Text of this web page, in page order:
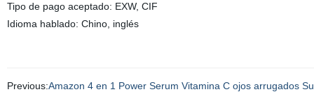
Tipo de pago aceptado: EXW, CIF
Idioma hablado: Chino, inglés
Previous:Amazon 4 en 1 Power Serum Vitamina C ojos arrugados